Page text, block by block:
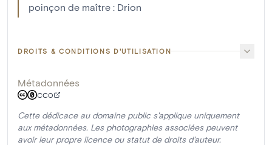
poinçon de maître : Drion
DROITS & CONDITIONS D'UTILISATION
Métadonnées
CC0
Cette dédicace au domaine public s'applique uniquement
aux métadonnées. Les photographies associées peuvent
avoir leur propre licence ou statut de droits d'auteur.